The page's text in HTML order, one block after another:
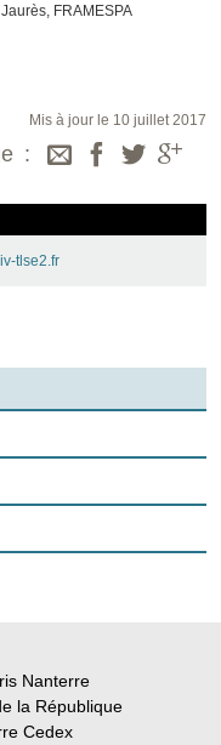
FRAMESPA
Mis à jour le 10 juillet 2017
tlse2.fr
Nanterre
la République
Cedex